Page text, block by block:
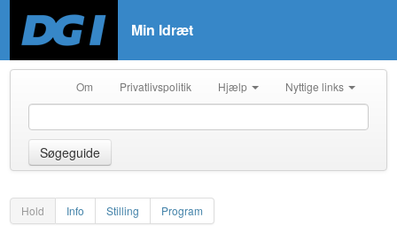
Min Idræt
Om Privatlivspolitik Hjælp Nyttige links
Søgeguide
Hold Info Stilling Program